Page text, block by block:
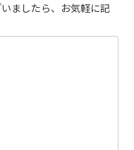
ましたら、お気軽に記